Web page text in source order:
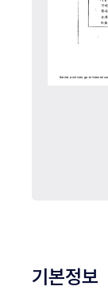
기본정보